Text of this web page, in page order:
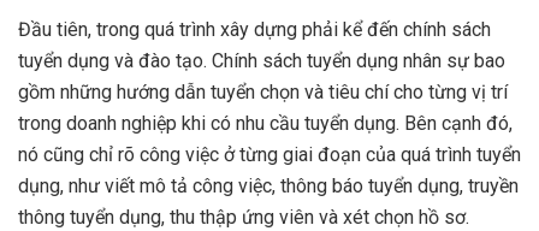
Đầu tiên, trong quá trình xây dựng phải kể đến chính sách
tuyển dụng và đào tạo. Chính sách tuyển dụng nhân sự bao
gồm những hướng dẫn tuyển chọn và tiêu chí cho từng vị trí
trong doanh nghiệp khi có nhu cầu tuyển dụng. Bên cạnh đó,
nó cũng chỉ rõ công việc ở từng giai đoạn của quá trình tuyển
dụng, như viết mô tả công việc, thông báo tuyển dụng, truyền
thông tuyển dụng, thu thập ứng viên và xét chọn hồ sơ.